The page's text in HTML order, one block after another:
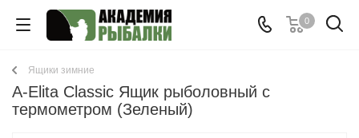
0
Ящики зимние
A-Elita Classic Ящик рыболовный с
термометром (Зеленый)